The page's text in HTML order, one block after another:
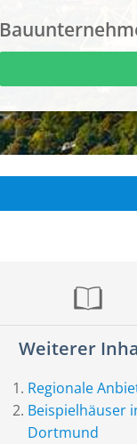
Weiterer
Regionale
Beispielhäuser
Dortmund